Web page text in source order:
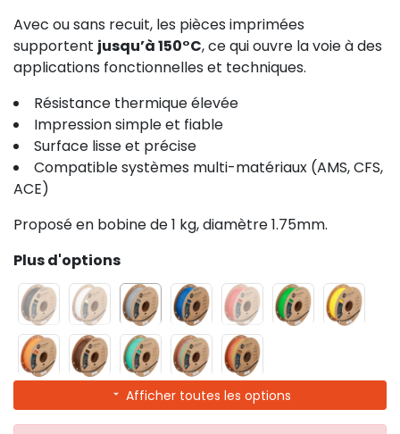
Avec ou sans recuit, les pièces imprimées
supportent jusqu’à 150°C, ce qui ouvre la voie à des
applications fonctionnelles et techniques.
Résistance thermique élevée
Impression simple et fiable
Surface lisse et précise
Compatible systèmes multi-matériaux (AMS, CFS,
ACE)
Proposé en bobine de 1 kg, diamètre 1.75mm.
Plus d'options
Afficher toutes les options